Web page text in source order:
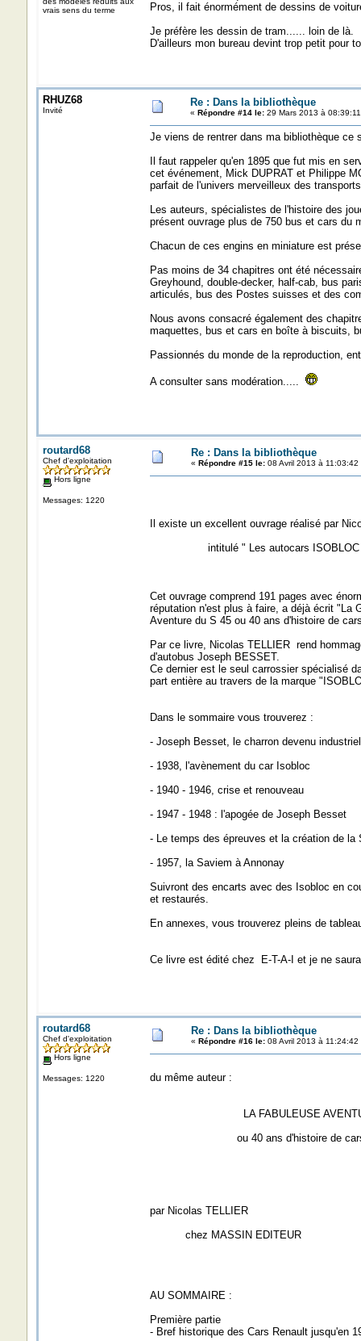
vrais sens du terme
Pros, il fait énormément de dessins de
Je préfère les dessin de tram...... loin de là.
D'ailleurs mon bureau devint trop petit pour
RHUZ68
Invité
Re : Dans la bibliothèque
« Répondre #14 le:29 Mars 2013 à
Je viens de rentrer dans ma bibliothèque ce
Il faut rappeler qu'en 1895 que fut mis en
cet événement, Mick DUPRAT et Philippe
parfait de l'univers merveilleux des
Les auteurs, spécialistes de l'histoire des
présent ouvrage plus de 750 bus et cars du
Chacun de ces engins en miniature est
Pas moins de 34 chapitres ont été
Greyhound, double-decker, half-cab, bus
articulés, bus des Postes suisses et des
Nous avons consacré également des
maquettes, bus et cars en boîte à biscuits,
Passionnés du monde de la reproduction,
A consulter sans modération.....
routard68
Chef d'exploitation
Hors ligne
Messages: 1220
Re : Dans la bibliothèque
« Répondre #15 le:08 Avril 2013 à 11:03:42
Il existe un excellent ouvrage réalisé par
intitulé " Les autocars ISOBLOC
Cet ouvrage comprend 191 pages avec
réputation n'est plus à faire, a déjà écrit "La
Aventure du S 45 ou 40 ans d'histoire de
Par ce livre, Nicolas TELLIER rend
d'autobus Joseph BESSET.
Ce dernier est le seul carrossier spécialisé
part entière au travers de la marque
Dans le sommaire vous trouverez :
- Joseph Besset, le charron devenu industriel
- 1938, l'avènement du car Isobloc
- 1940 - 1946, crise et renouveau
- 1947 - 1948 : l'apogée de Joseph Besset
- Le temps des épreuves et la création de la
- 1957, la Saviem à Annonay
Suivront des encarts avec des Isobloc en
et restaurés.
En annexes, vous trouverez pleins de
Ce livre est édité chez E-T-A-I et je ne
routard68
Chef d'exploitation
Hors ligne
Messages: 1220
Re : Dans la bibliothèque
« Répondre #16 le:08 Avril 2013 à 11:24:42
du même auteur :
LA FABULEUSE
ou 40 ans d'histoire de
par Nicolas TELLIER
chez MASSIN EDITEUR
AU SOMMAIRE :
Première partie
- Bref historique des Cars Renault jusqu'en